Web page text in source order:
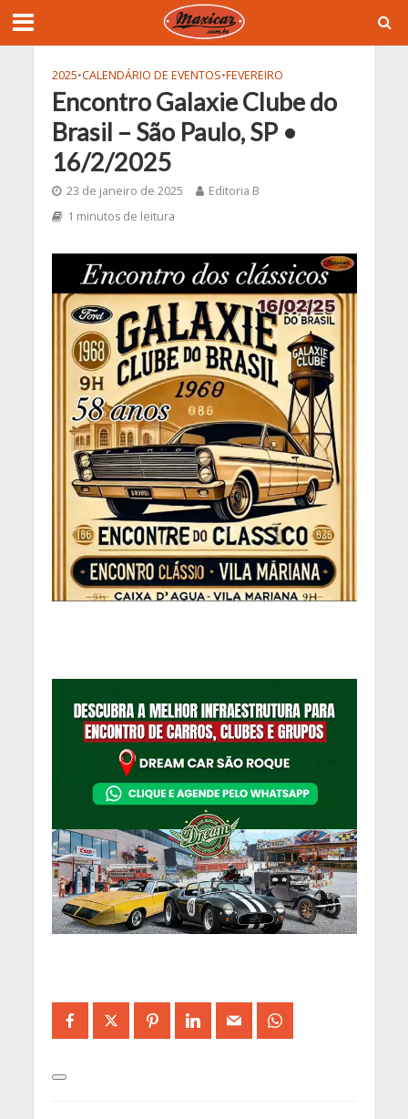
2025•CALENDÁRIO DE EVENTOS•FEVEREIRO
Encontro Galaxie Clube do
Brasil – São Paulo, SP •
16/2/2025
23 de janeiro de 2025
Editoria B
1 minutos de leitura